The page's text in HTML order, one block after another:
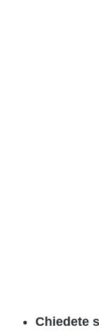
Chiedete